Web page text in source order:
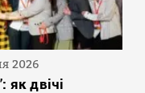
2026
як двічі